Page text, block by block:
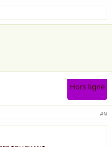
Hors ligne
#9